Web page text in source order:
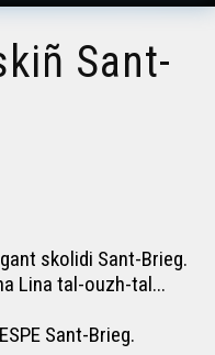
19)
20)
(17-22)
Sant-
skolidi Sant-Brieg.
Lina tal-ouzh-tal...
Sant-Brieg.